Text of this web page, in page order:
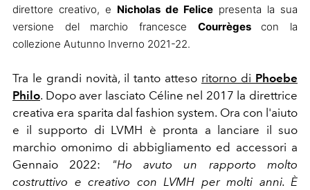
direttore creativo, e Nicholas de Felice presenta la sua
versione del marchio francesce Courrègescon la
collezione Autunno Inverno 2021-22.
Tra le grandi novità, il tanto atteso ritorno di Phoebe
Philo. Dopo aver lasciato Céline nel 2017 la direttrice
creativa era sparita dal fashion system. Ora con l'aiuto
e il supporto di LVMH è pronta a lanciare il suo
marchio omonimo di abbigliamento ed accessori a
Gennaio 2022:
"Ho avuto un rapporto molto
costruttivo e creativo con LVMH per molti anni. È